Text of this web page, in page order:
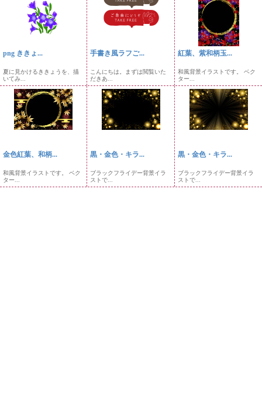
png ききょ...
夏に見かけるききょうを、描
いてみ...
手書き風ラフご...
こんにちは。まずは閲覧いた
だきあ...
紅葉、紫和柄玉...
和風背景イラストです。 ベク
ター...
金色紅葉、和柄...
和風背景イラストです。 ベク
ター...
黒・金色・キラ...
ブラックフライデー背景イラ
ストで...
黒・金色・キラ...
ブラックフライデー背景イラ
ストで...